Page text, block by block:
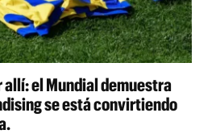
el Mundial demuestra
se está convirtiendo